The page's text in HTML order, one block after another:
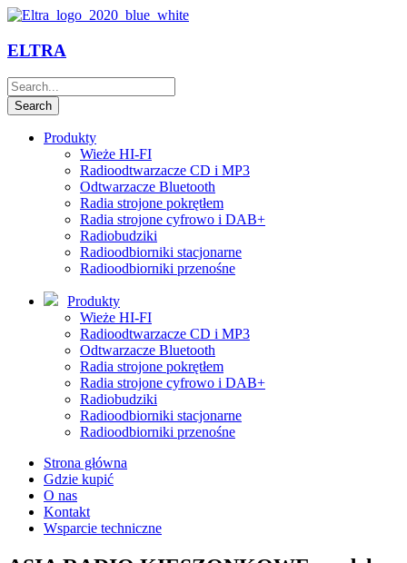
ELTRA
Produkty
Wieże HI-FI
Radioodtwarzacze CD i MP3
Odtwarzacze Bluetooth
Radia strojone pokrętłem
Radia strojone cyfrowo i DAB+
Radiobudziki
Radioodbiorniki stacjonarne
Radioodbiorniki przenośne
Produkty
Wieże HI-FI
Radioodtwarzacze CD i MP3
Odtwarzacze Bluetooth
Radia strojone pokrętłem
Radia strojone cyfrowo i DAB+
Radiobudziki
Radioodbiorniki stacjonarne
Radioodbiorniki przenośne
Strona główna
Gdzie kupić
O nas
Kontakt
Wsparcie techniczne